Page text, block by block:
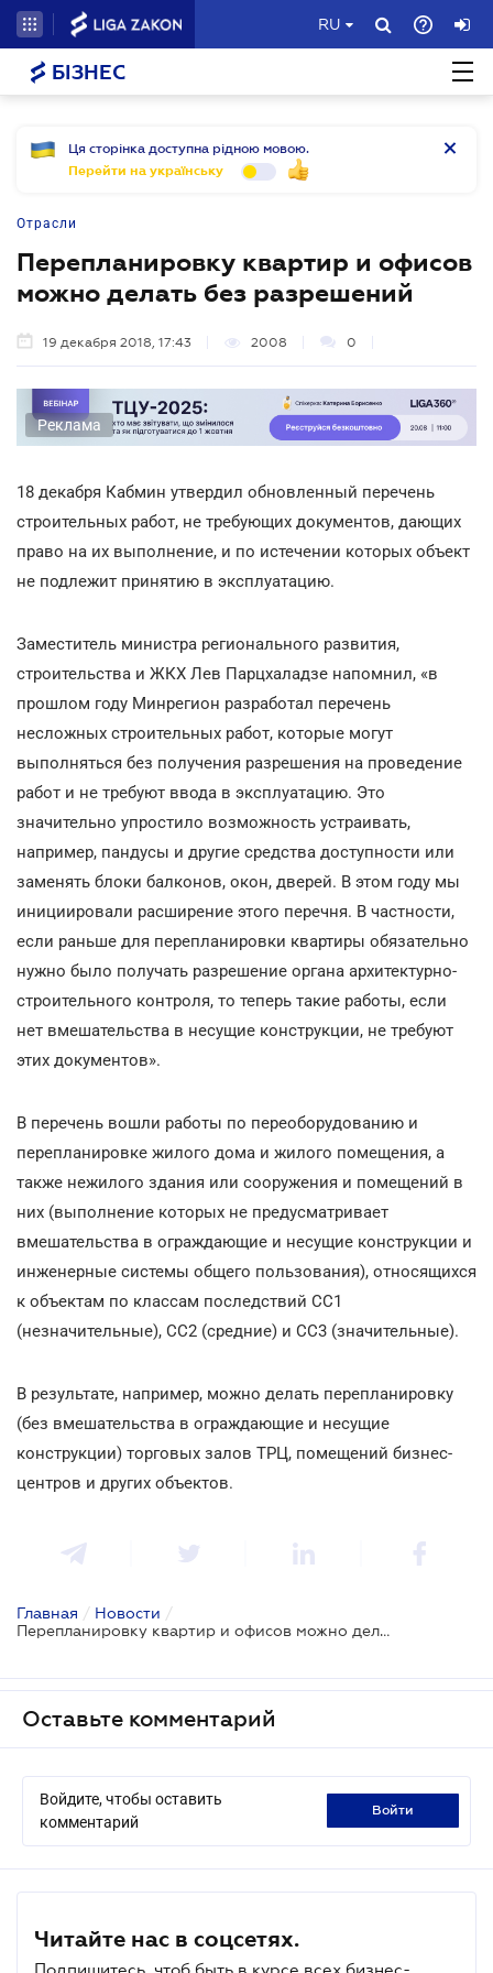
RU
БІЗНЕС
Ця сторінка доступна рідною мовою.
Перейти на українську
Отрасли
Перепланировку квартир и офисов
можно делать без разрешений
19 декабря 2018, 17:43 2008 0
Реклама
18 декабря Кабмин утвердил обновленный перечень
строительных работ, не требующих документов, дающих
право на их выполнение, и по истечении которых объект
не подлежит принятию в эксплуатацию.
Заместитель министра регионального развития,
строительства и ЖКХ Лев Парцхаладзе напомнил, «в
прошлом году Минрегион разработал перечень
несложных строительных работ, которые могут
выполняться без получения разрешения на проведение
работ и не требуют ввода в эксплуатацию. Это
значительно упростило возможность устраивать,
например, пандусы и другие средства доступности или
заменять блоки балконов, окон, дверей. В этом году мы
инициировали расширение этого перечня. В частности,
если раньше для перепланировки квартиры обязательно
нужно было получать разрешение органа архитектурно-
строительного контроля, то теперь такие работы, если
нет вмешательства в несущие конструкции, не требуют
этих документов».
В перечень вошли работы по переоборудованию и
перепланировке жилого дома и жилого помещения, а
также нежилого здания или сооружения и помещений в
них (выполнение которых не предусматривает
вмешательства в ограждающие и несущие конструкции и
инженерные системы общего пользования), относящихся
к объектам по классам последствий СС1
(незначительные), СС2 (средние) и СС3 (значительные).
В результате, например, можно делать перепланировку
(без вмешательства в ограждающие и несущие
конструкции) торговых залов ТРЦ, помещений бизнес-
центров и других объектов.
Главная / Новости /
Перепланировку квартир и офисов можно делать без разрешений
Оставьте комментарий
Войдите, чтобы оставить
комментарий
войти
Читайте нас в соцсетях.
Подпишитесь, чтоб быть в курсе всех бизнес-